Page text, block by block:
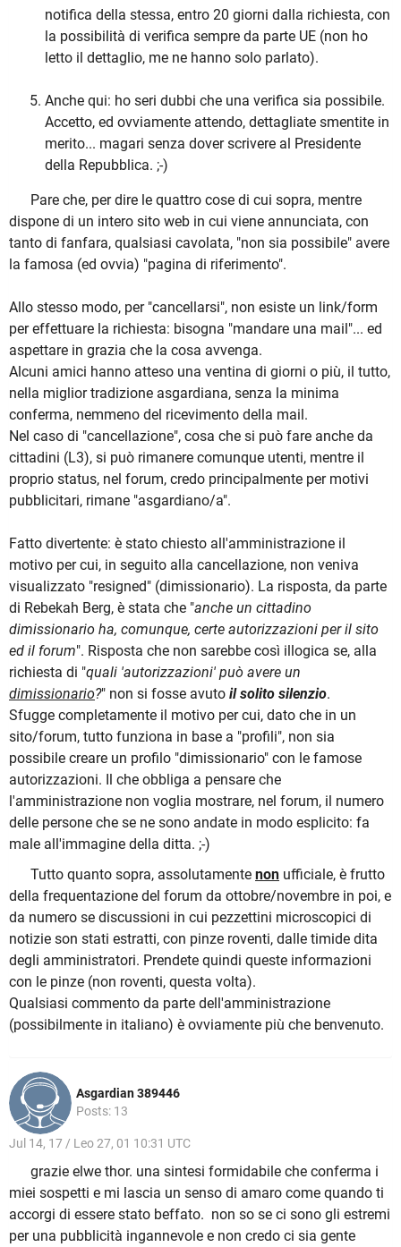
notifica della stessa, entro 20 giorni dalla richiesta, con
la possibilità di verifica sempre da parte UE (non ho
letto il dettaglio, me ne hanno solo parlato).
Anche qui: ho seri dubbi che una verifica sia possibile.
Accetto, ed ovviamente attendo, dettagliate smentite in
merito... magari senza dover scrivere al Presidente
della Repubblica. ;-)
Pare che, per dire le quattro cose di cui sopra, mentre
dispone di un intero sito web in cui viene annunciata, con
tanto di fanfara, qualsiasi cavolata, "non sia possibile" avere
la famosa (ed ovvia) "pagina di riferimento".
Allo stesso modo, per "cancellarsi", non esiste un link/form
per effettuare la richiesta: bisogna "mandare una mail"... ed
aspettare in grazia che la cosa avvenga.
Alcuni amici hanno atteso una ventina di giorni o più, il tutto,
nella miglior tradizione asgardiana, senza la minima
conferma, nemmeno del ricevimento della mail.
Nel caso di "cancellazione", cosa che si può fare anche da
cittadini (L3), si può rimanere comunque utenti, mentre il
proprio status, nel forum, credo principalmente per motivi
pubblicitari, rimane "asgardiano/a".
Fatto divertente: è stato chiesto all'amministrazione il
motivo per cui, in seguito alla cancellazione, non veniva
visualizzato "resigned" (dimissionario). La risposta, da parte
di Rebekah Berg, è stata che "anche un cittadino
dimissionario ha, comunque, certe autorizzazioni per il sito
ed il forum". Risposta che non sarebbe così illogica se, alla
richiesta di "quali 'autorizzazioni' può avere un
dimissionario?" non si fosse avuto il solito silenzio.
Sfugge completamente il motivo per cui, dato che in un
sito/forum, tutto funziona in base a "profili", non sia
possibile creare un profilo "dimissionario" con le famose
autorizzazioni. Il che obbliga a pensare che
l'amministrazione non voglia mostrare, nel forum, il numero
delle persone che se ne sono andate in modo esplicito: fa
male all'immagine della ditta. ;-)
Tutto quanto sopra, assolutamente non ufficiale, è frutto
della frequentazione del forum da ottobre/novembre in poi, e
da numero se discussioni in cui pezzettini microscopici di
notizie son stati estratti, con pinze roventi, dalle timide dita
degli amministratori. Prendete quindi queste informazioni
con le pinze (non roventi, questa volta).
Qualsiasi commento da parte dell'amministrazione
(possibilmente in italiano) è ovviamente più che benvenuto.
Asgardian 389446
Posts: 13
Jul 14, 17 / Leo 27, 01 10:31 UTC
grazie elwe thor. una sintesi formidabile che conferma i
miei sospetti e mi lascia un senso di amaro come quando ti
accorgi di essere stato beffato. non so se ci sono gli estremi
per una pubblicità ingannevole e non credo ci sia gente